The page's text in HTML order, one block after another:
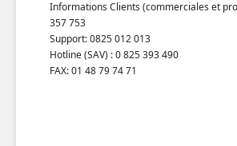
Informations Clients (commerciales et
357 753
Support: 0825 012 013
Hotline (SAV) : 0 825 393 490
FAX: 01 48 79 74 71